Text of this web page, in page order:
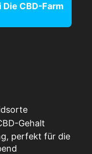
Die CBD-Farm
Gehalt
perfekt für die